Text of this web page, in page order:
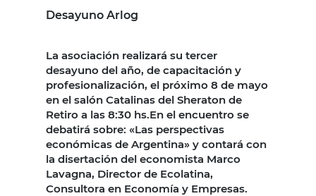
Desayuno Arlog
La asociación realizará su tercer
desayuno del año, de capacitación y
profesionalización, el próximo 8 de mayo
en el salón Catalinas del Sheraton de
Retiro a las 8:30 hs.En el encuentro se
debatirá sobre: «Las perspectivas
económicas de Argentina» y contará con
la disertación del economista Marco
Lavagna, Director de Ecolatina,
Consultora en Economía y Empresas.